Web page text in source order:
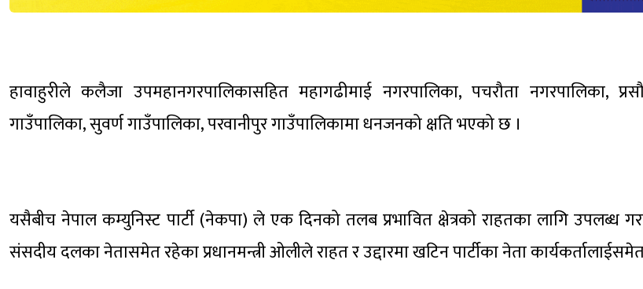
हावाहुरीले कलैजा उपमहानगरपालिकासहित महागढीमाई नगरपालिका, पचरौता नगरपालिका,
गाउँपालिका, सुवर्ण गाउँपालिका, परवानीपुर गाउँपालिकामा धनजनको क्षति भएको छ ।
यसैबीच नेपाल कम्युनिस्ट पार्टी (नेकपा) ले एक दिनको तलब प्रभावित क्षेत्रको राहतका लागि उपलब्ध
संसदीय दलका नेतासमेत रहेका प्रधानमन्त्री ओलीले राहत र उद्दारमा खटिन पार्टीका नेता